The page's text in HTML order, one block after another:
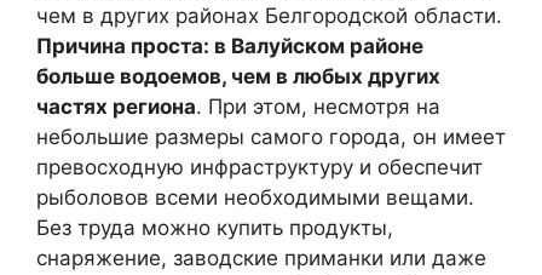
чем в других районах Белгородской области.
Причина проста: в Валуйском районе
больше водоемов, чем в любых других
частях региона. При этом, несмотря на
небольшие размеры самого города, он имеет
превосходную инфраструктуру и обеспечит
рыболовов всеми необходимыми вещами.
Без труда можно купить продукты,
снаряжение, заводские приманки или даже